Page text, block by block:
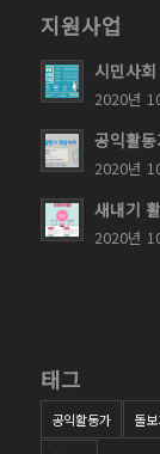
지원사업
시민사
2020년
공익활
2020년
새내기
2020년
태그
공익활동가 돌